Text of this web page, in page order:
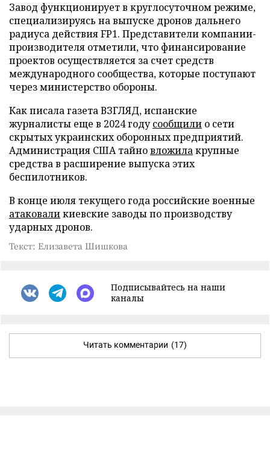
Завод функционирует в круглосуточном режиме,
специализируясь на выпуске дронов дальнего
радиуса действия FP1. Представители компании-
производителя отметили, что финансирование
проектов осуществляется за счет средств
международного сообщества, которые поступают
через министерство обороны.
Как писала газета ВЗГЛЯД, испанские
журналисты еще в 2024 годусообщили о сети
скрытых украинских оборонных предприятий.
Администрация США тайновложилакрупные
средства в расширение выпуска этих
беспилотников.
В конце июля текущего года российские военные
атаковаликиевские заводы по производству
ударных дронов.
Текст: Елизавета Шишкова
Подписывайтесь на наши
каналы
Читать комментарии (17)